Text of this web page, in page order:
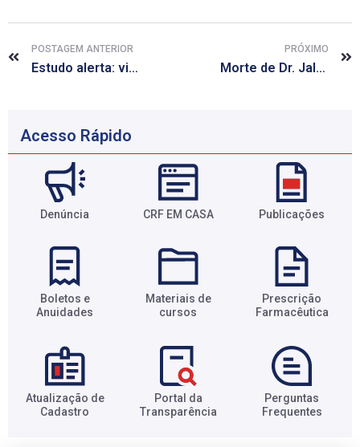
POSTAGEM ANTERIOR
Estudo alerta: vitaminas podem aumentar risco de câncer de pulmão
PRÓXIMO
Morte de Dr. Jaldo encerra ciclo farmacêutico
Acesso Rápido
Denúncia CRF EM CASA Publicações
Boletos e
Anuidades​
Materiais de
cursos​
Prescrição
Farmacêutica​
Atualização de
Cadastro​
Portal da
Transparência​
Perguntas
Frequentes​